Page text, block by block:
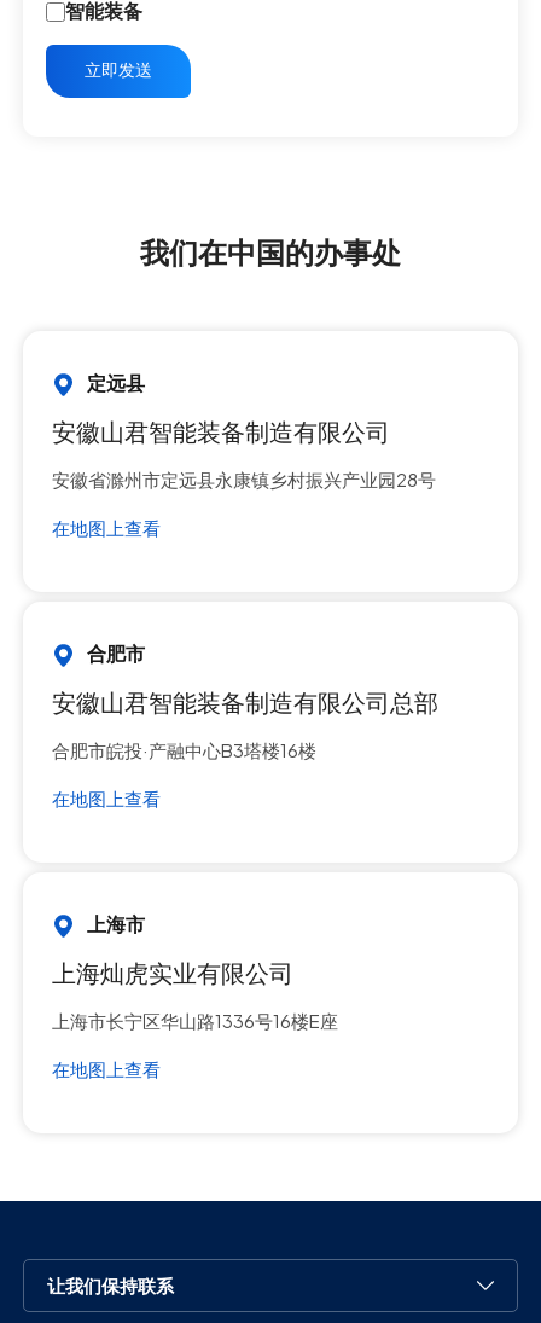
智能装备
我们在中国的办事处
定远县
安徽山君智能装备制造有限公司
安徽省滁州市定远县永康镇乡村振兴产业园28号
在地图上查看
合肥市
安徽山君智能装备制造有限公司总部
合肥市皖投·产融中心B3塔楼16楼
在地图上查看
上海市
上海灿虎实业有限公司
上海市长宁区华山路1336号16楼E座
在地图上查看
让我们保持联系